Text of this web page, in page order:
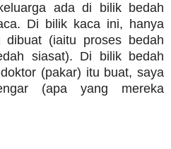
ada di bilik bedah
Di bilik kaca ini, hanya
(iaitu proses bedah
siasat). Di bilik bedah
(pakar) itu buat, saya
(apa yang mereka